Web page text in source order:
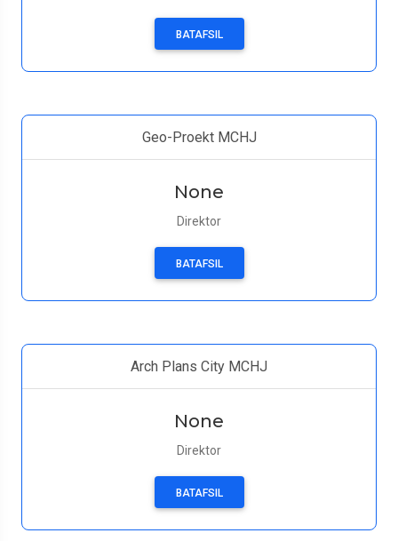
BATAFSIL
Geo-Proekt MCHJ
None
Direktor
BATAFSIL
Arch Plans City MCHJ
None
Direktor
BATAFSIL